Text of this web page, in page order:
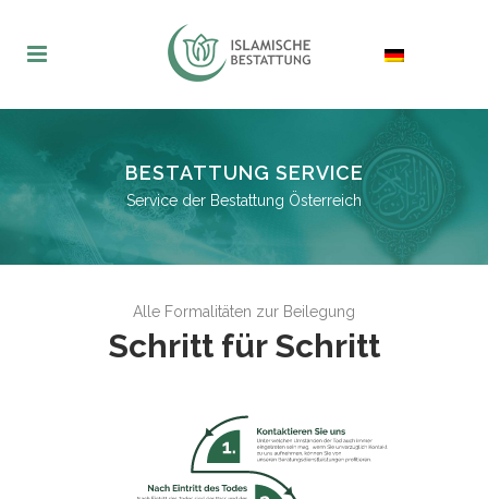
BESTATTUNG SERVICE
Service der Bestattung Österreich
Alle Formalitäten zur Beilegung
Schritt für Schritt